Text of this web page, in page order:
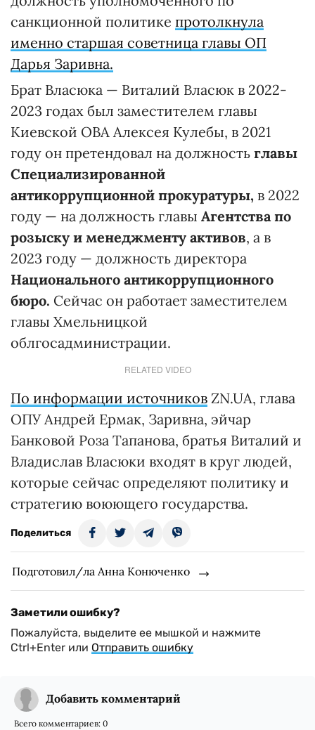
санкционной политике протолкнула
именно старшая советница главы ОП
Дарья Заривна.
Брат Власюка — Виталий Власюк в 2022-
2023 годах был заместителем главы
Киевской ОВА Алексея Кулебы, в 2021
году он претендовал на должность главы
Специализированной
антикоррупционной прокуратуры, в 2022
году — на должность главы Агентства по
розыску и менеджменту активов, а в
2023 году — должность директора
Национального антикоррупционного
бюро. Сейчас он работает заместителем
главы Хмельницкой
облгосадминистрации.
RELATED VIDEO
По информации источников ZN.UA, глава
ОПУ Андрей Ермак, Заривна, эйчар
Банковой Роза Тапанова, братья Виталий и
Владислав Власюки входят в круг людей,
которые сейчас определяют политику и
стратегию воюющего государства.
Поделиться
Подготовил/ла Анна Конюченко
Заметили ошибку?
Пожалуйста, выделите ее мышкой и нажмите
Ctrl+Enter или Отправить ошибку
Добавить комментарий
Всего комментариев: 0